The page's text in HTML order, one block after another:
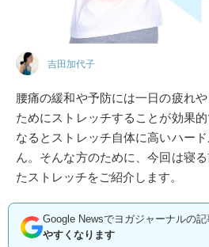
吉田加代子
腰痛の緩和や予防には一日の疲れ
ためにストレッチすることが効果
なるとストレッチ自体に高いハー
ん。そんな方のために、今回は寝
たストレッチをご紹介します。
Google Newsでヨガジャーナルの記
やすくなります